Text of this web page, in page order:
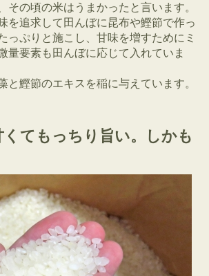
その頃の米はうまかったと言います。
を追求して田んぼに昆布や鰹節で作っ
っぷりと施こし、甘味を増すためにミ
量要素も田んぼに応じて入れていま
と鰹節のエキスを稲に与えています。
てもっちり旨い。しかも